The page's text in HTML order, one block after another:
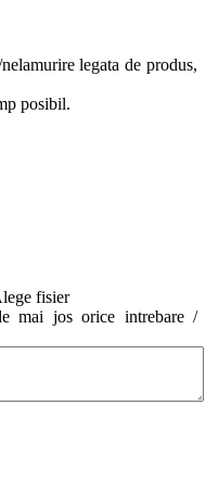
legata de produs,
posibil.
fisier
mai jos orice intrebare /